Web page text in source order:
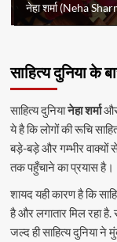
नेहा शर्मा (Neha
साहित्य दुनिया के
साहित्य दुनियानेहा शर्मा
ये है कि लोगों की रूचि
बड़े-बड़े और गम्भीर
तक पहुँचाने का प्रयास है।
शायद यही कारण है कि
है और लगातार मिल रहा
जल्द ही साहित्य दुनिया ने